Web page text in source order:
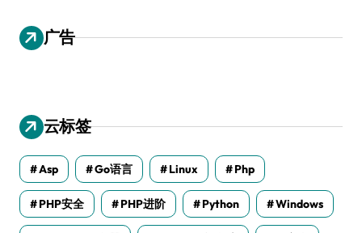
广告
云标签
Asp Go语言 Linux Php
PHP安全 PHP进阶 Python Windows